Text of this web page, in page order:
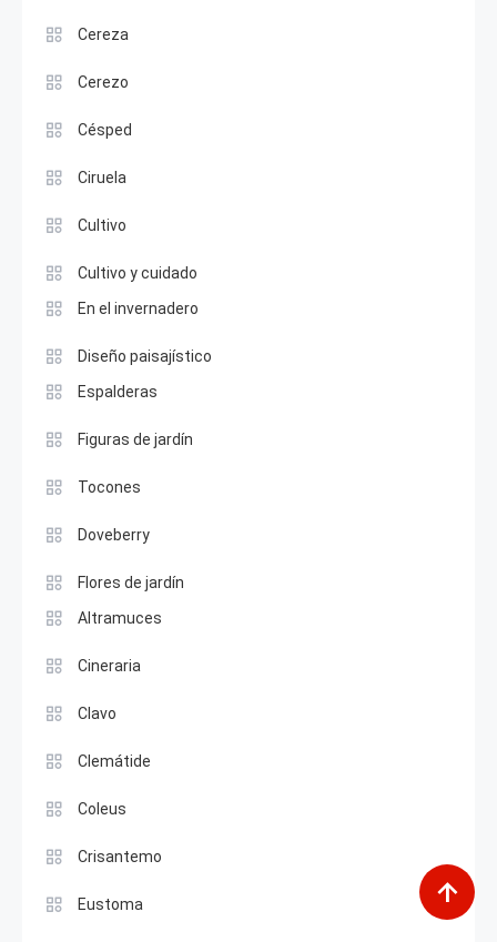
Cereza
Cerezo
Césped
Ciruela
Cultivo
Cultivo y cuidado
En el invernadero
Diseño paisajístico
Espalderas
Figuras de jardín
Tocones
Doveberry
Flores de jardín
Altramuces
Cineraria
Clavo
Clemátide
Coleus
Crisantemo
Eustoma